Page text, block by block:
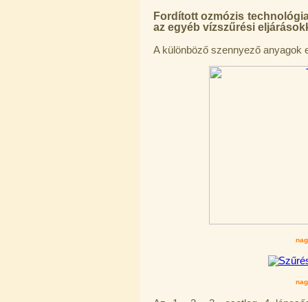
Fordított ozmózis
az egyéb vízszűrési
A különböző szennyező anyagok